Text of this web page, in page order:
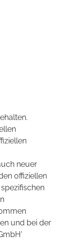
neuer
offiziellen
und bei der